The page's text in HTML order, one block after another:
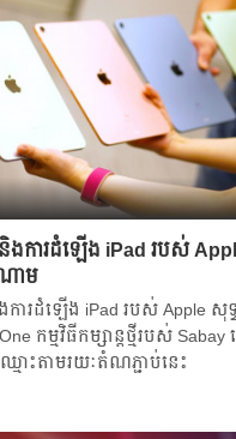
ងការដំឡើង iPad របស់
ាម
ការដំឡើង iPad របស់ Apple សុ
កម្មវិធីកម្សាន្តថ្មីរបស់ Sabay
ោះតាមរយៈតំណភ្ជាប់នេះ